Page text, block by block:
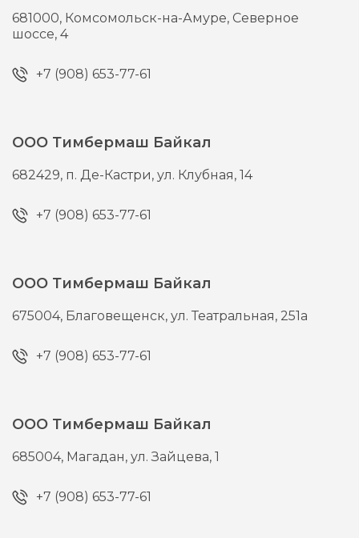
681000, Комсомольск-на-Амуре, Северное
шоссе, 4
+7 (908) 653-77-61
ООО Тимбермаш Байкал
682429, п. Де-Кастри,ул. Клубная, 14
+7 (908) 653-77-61
ООО Тимбермаш Байкал
675004, Благовещенск,ул. Театральная, 251а
+7 (908) 653-77-61
ООО Тимбермаш Байкал
685004, Магадан,ул. Зайцева, 1
+7 (908) 653-77-61